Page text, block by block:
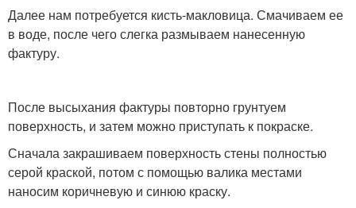
Далее нам потребуется кисть-макловица. Смачиваем ее
в воде, после чего слегка размываем нанесенную
фактуру.
После высыхания фактуры повторно грунтуем
поверхность, и затем можно приступать к покраске.
Сначала закрашиваем поверхность стены полностью
серой краской, потом с помощью валика местами
наносим коричневую и синюю краску.